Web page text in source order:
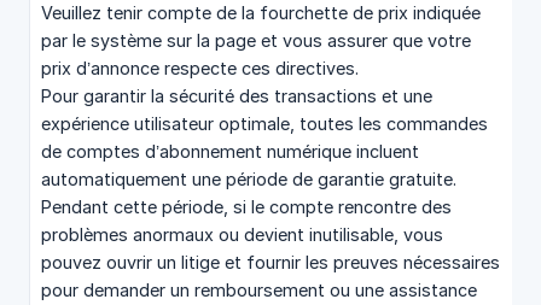
Veuillez tenir compte de la fourchette de prix indiquée
par le système sur la page et vous assurer que votre
prix d’annonce respecte ces directives.
Pour garantir la sécurité des transactions et une
expérience utilisateur optimale, toutes les commandes
de comptes d’abonnement numérique incluent
automatiquement une période de garantie gratuite.
Pendant cette période, si le compte rencontre des
problèmes anormaux ou devient inutilisable, vous
pouvez ouvrir un litige et fournir les preuves nécessaires
pour demander un remboursement ou une assistance